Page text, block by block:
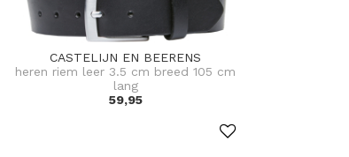
CASTELIJN EN BEERENS
heren riem leer 3.5 cm breed 105 cm
lang
59,95